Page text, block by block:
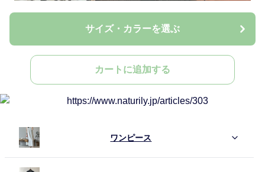
サイズ・カラーを選ぶ
カートに追加する
ワンピース